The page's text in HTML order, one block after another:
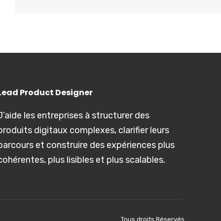
Product Designer
les entreprises à structurer des
digitaux complexes, clarifier leurs
et construire des expériences plus
plus lisibles et plus scalables.
Tous droits Réservés